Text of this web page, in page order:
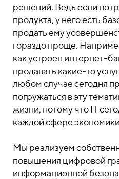
решений. Ведь если
продукта, у него есть
продать ему
гораздо проще.
как устроен интернет-
продавать какие-то
любом случае сегодня
погружаться в эту
жизни, потому что IT
каждой сфере
Мы реализуем
повышения цифровой
информационной